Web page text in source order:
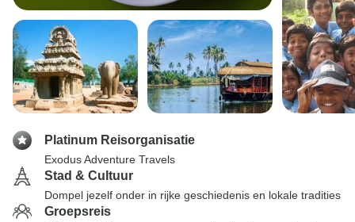
Platinum Reisorganisatie
Exodus Adventure Travels
Stad & Cultuur
Dompel jezelf onder in rijke geschiedenis en lokale tradities
Groepsreis